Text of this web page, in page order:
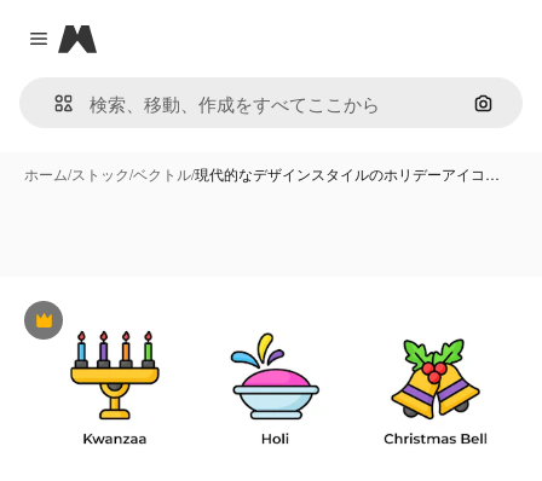
Close menu
Magnific
画像で
ホーム/ストック/ベクトル/現代的なデザインスタイルのホリデーアイコ…
Premium